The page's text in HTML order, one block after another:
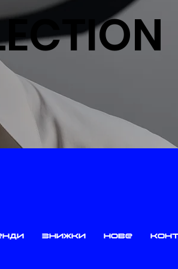
знижки нове